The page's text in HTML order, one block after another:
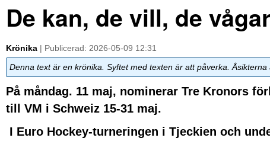
De kan, de vill, de
Krönika | Publicerad: 2026-05-09 12:31
Denna text är en krönika. Syftet med texten är att påverka. Åsikterna
På måndag. 11 maj, nominerar Tre Kronors
till VM i Schweiz 15-31 maj.
I Euro Hockey-turneringen i Tjeckien och